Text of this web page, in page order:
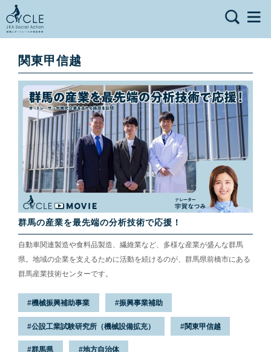
関東甲信越
群馬の産業を最先端の分析技術で応援！
自動車関連製造や食料品製造、繊維業など、多様な産業が盛んな群馬
県。地域の企業を支えるために活動を続けるのが、群馬県前橋市にある
群馬産業技術センターです。
機械振興補助事業 振興事業補助
公設工業試験研究所（機械設備拡充） 関東甲信越
群馬県 地方自治体